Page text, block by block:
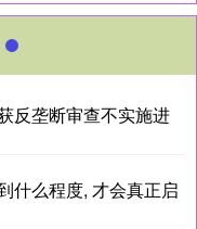
反垄断审查不实施进
什么程度, 才会真正启